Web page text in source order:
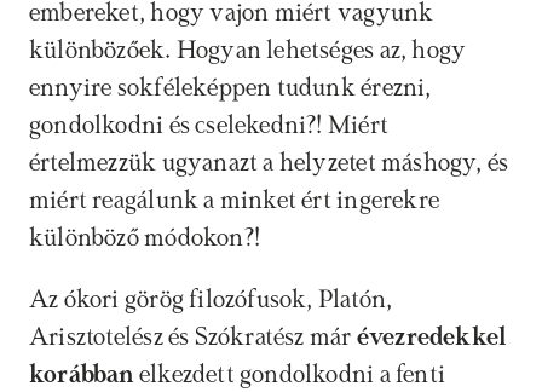
embereket, hogy vajon miért vagyunk
különbözőek. Hogyan lehetséges az, hogy
ennyire sokféleképpen tudunk érezni,
gondolkodni és cselekedni?! Miért
értelmezzük ugyanazt a helyzetet máshogy, és
miért reagálunk a minket ért ingerekre
különböző módokon?!
Az ókori görög filozófusok, Platón,
Arisztotelész és Szókratész már évezredekkel
korábban elkezdett gondolkodni a fenti